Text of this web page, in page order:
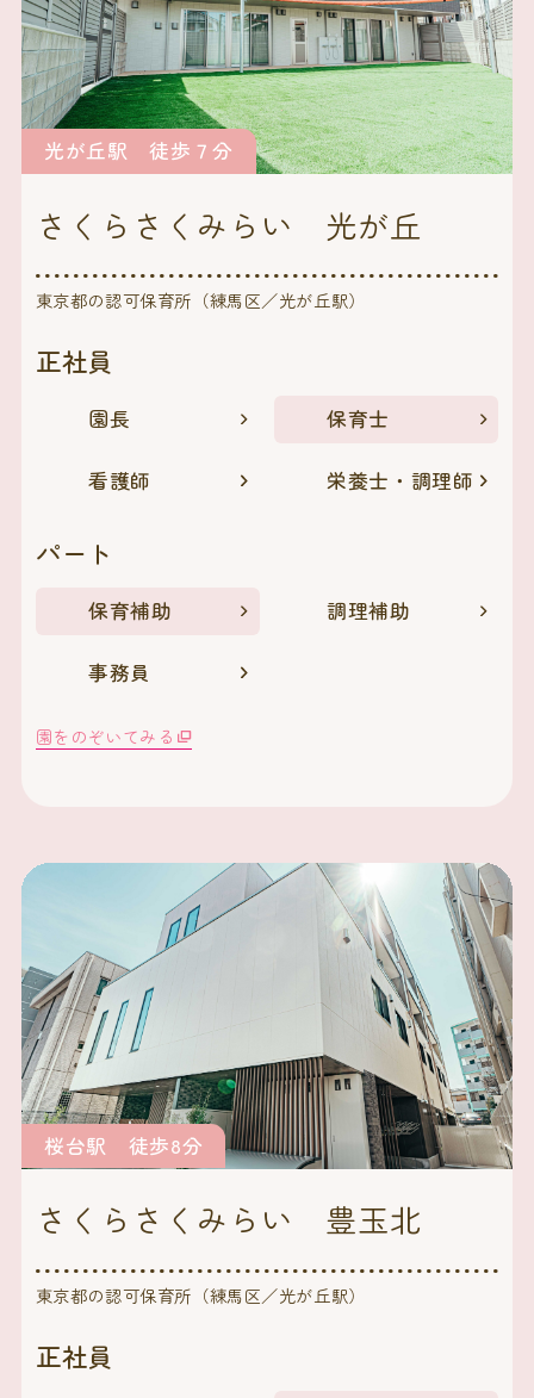
光が丘駅 徒歩７分
さくらさくみらい 光が丘
東京都の認可保育所（練馬区／光が丘駅）
正社員
園長 保育士
看護師 栄養士・調理師
パート
保育補助 調理補助
事務員
園をのぞいてみる
桜台駅 徒歩8分
さくらさくみらい 豊玉北
東京都の認可保育所（練馬区／光が丘駅）
正社員